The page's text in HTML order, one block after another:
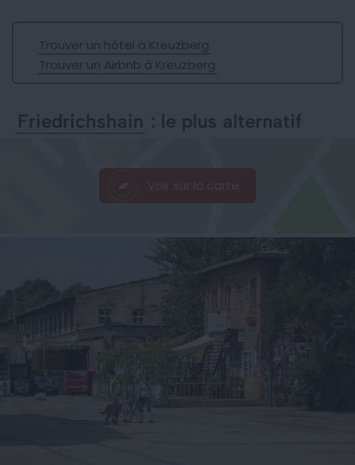
Trouver un hôtel à Kreuzberg
Trouver un Airbnb à Kreuzberg
Friedrichshain : le plus alternatif
Voir sur la carte